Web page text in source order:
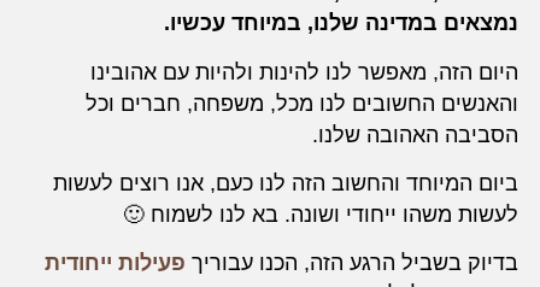
נמצאים במדינה שלנו, במיוחד עכשיו.
היום הזה, מאפשר לנו להינות ולהיות עם אהובינו
והאנשים החשובים לנו מכל, משפחה, חברים וכל
הסביבה האהובה שלנו.
ביום המיוחד והחשוב הזה לנו כעם, אנו רוצים לעשות
לעשות משהו ייחודי ושונה. בא לנו לשמוח 🙂
בדיוק בשביל הרגע הזה, הכנו עבוריך פעילות ייחודית